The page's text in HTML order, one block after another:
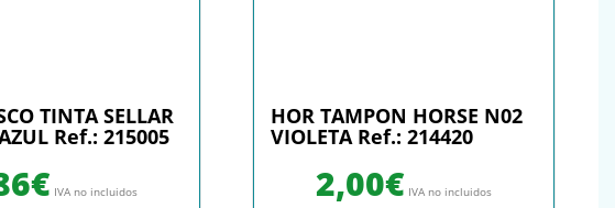
TINTA SELLAR
Ref.: 215005
€ IVA no incluidos
HOR TAMPON HORSE N02
VIOLETA Ref.: 214420
2,00€ IVA no incluidos